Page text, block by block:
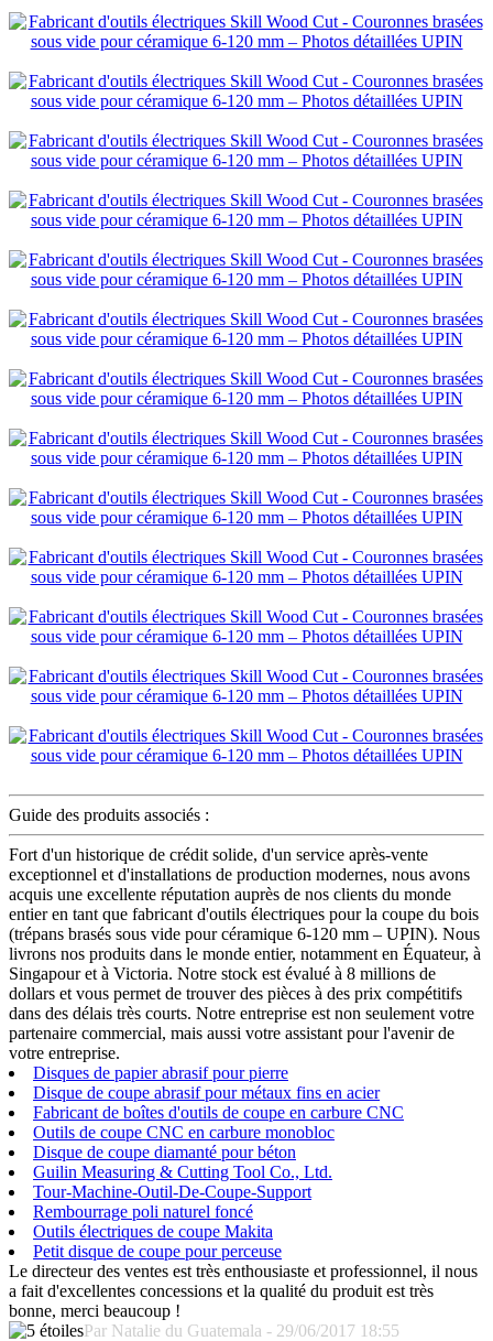
Guide des produits associés :
Fort d'un historique de crédit solide, d'un service après-vente
exceptionnel et d'installations de production modernes, nous avons
acquis une excellente réputation auprès de nos clients du monde
entier en tant que fabricant d'outils électriques pour la coupe du bois
(trépans brasés sous vide pour céramique 6-120 mm – UPIN). Nous
livrons nos produits dans le monde entier, notamment en Équateur, à
Singapour et à Victoria. Notre stock est évalué à 8 millions de
dollars et vous permet de trouver des pièces à des prix compétitifs
dans des délais très courts. Notre entreprise est non seulement votre
partenaire commercial, mais aussi votre assistant pour l'avenir de
votre entreprise.
Disques de papier abrasif pour pierre
Disque de coupe abrasif pour métaux fins en acier
Fabricant de boîtes d'outils de coupe en carbure CNC
Outils de coupe CNC en carbure monobloc
Disque de coupe diamanté pour béton
Guilin Measuring & Cutting Tool Co., Ltd.
Tour-Machine-Outil-De-Coupe-Support
Rembourrage poli naturel foncé
Outils électriques de coupe Makita
Petit disque de coupe pour perceuse
Le directeur des ventes est très enthousiaste et professionnel, il nous
a fait d'excellentes concessions et la qualité du produit est très
bonne, merci beaucoup !
Par Natalie du Guatemala - 29/06/2017 18:55